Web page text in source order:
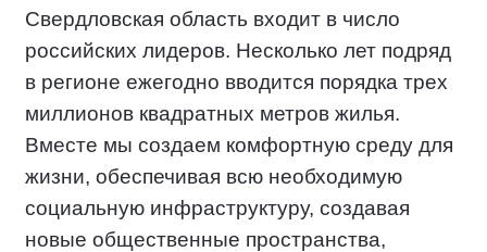
Свердловская область входит в число
российских лидеров. Несколько лет подряд
в регионе ежегодно вводится порядка трех
миллионов квадратных метров жилья.
Вместе мы создаем комфортную среду для
жизни, обеспечивая всю необходимую
социальную инфраструктуру, создавая
новые общественные пространства,